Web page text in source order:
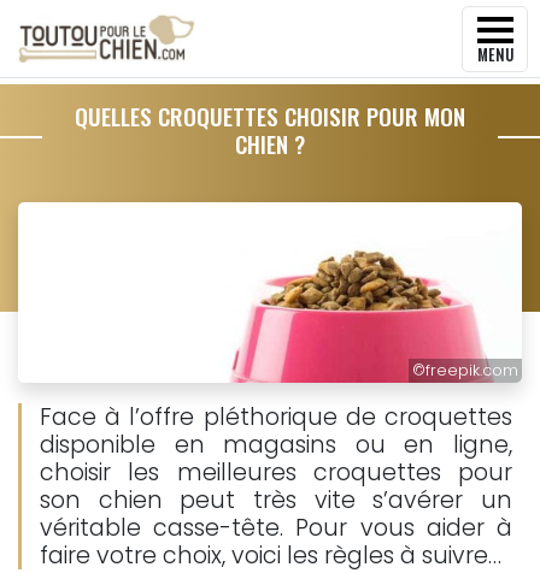
MENU
QUELLES CROQUETTES CHOISIR POUR MON
CHIEN ?
©freepik.com
Face à l’offre pléthorique de croquettes
disponible en magasins ou en ligne,
choisir les meilleures croquettes pour
son chien peut très vite s’avérer un
véritable casse-tête. Pour vous aider à
faire votre choix, voici les règles à suivre…